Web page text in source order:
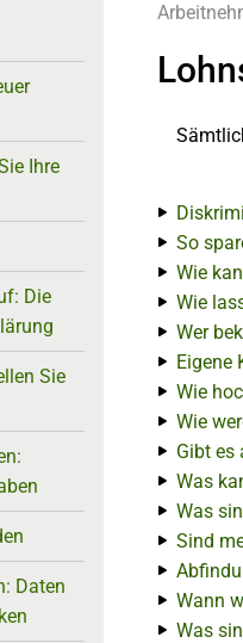
So
Wie
Wie
Wer
Eigene
Wie
Wie
Gibt es
Was
Was
Sind
Wann
Was
Ihre
Die
Sie
Daten